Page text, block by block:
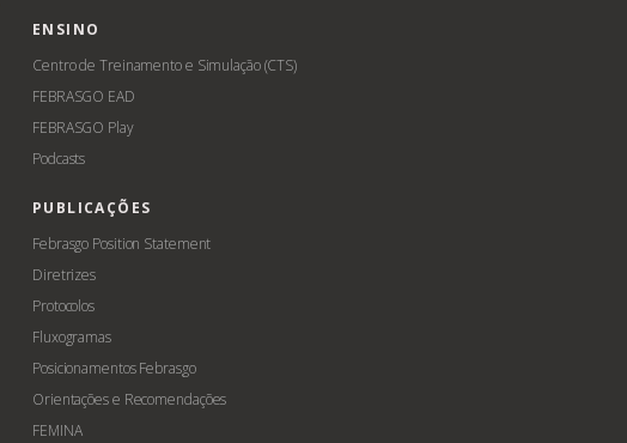
ENSINO
Centro de Treinamento e Simulação (CTS)
FEBRASGO EAD
FEBRASGO Play
Podcasts
PUBLICAÇÕES
Febrasgo Position Statement
Diretrizes
Protocolos
Fluxogramas
Posicionamentos Febrasgo
Orientações e Recomendações
FEMINA